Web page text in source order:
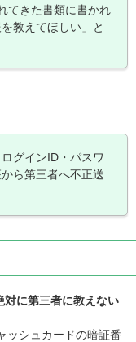
てきた書類に書かれ
教えてほしい」と
グインID・パスワ
ら第三者へ不正送
対に第三者に教えない
ッシュカードの暗証番